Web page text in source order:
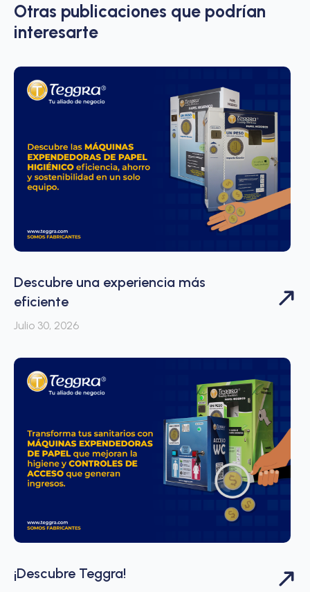
Otras publicaciones que podrían
interesarte
Descubre una experiencia más
eficiente
Julio 30, 2026
¡Descubre Teggra!